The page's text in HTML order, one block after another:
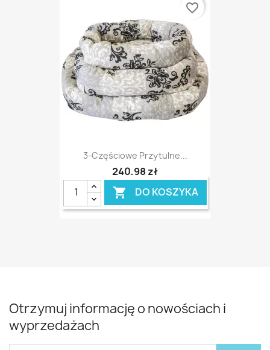
3-Częściowe Przytulne...
240,98 zł
 DO KOSZYKA
favorite_border
Otrzymuj informację o nowościach i
wyprzedażach